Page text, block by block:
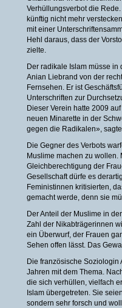
Verhüllungsverbot die
künftig nicht mehr
mit einer
Hehl daraus, dass der
zielte.
Der radikale Islam müsse
Anian Liebrand von der
Fernsehen. Er ist
Unterschriften zur
Dieser Verein hatte 2009
neuen Minarette in der
gegen die Radikalen»,
Die Gegner des Verbots
Muslime machen zu wollen.
Gleichberechtigung der
Gesellschaft dürfe es
Feministinnen kritisierten,
gemacht werde, denn sie
Der Anteil der Muslime in
Zahl der Nikabträgerinnen
ein Überwurf, der Frauen
Sehen offen lässt. Das
Die französische Soziologin
Jahren mit dem Thema.
die sich verhüllen, vielfach
Islam übergetreten. Sie
sondern sehr forsch und